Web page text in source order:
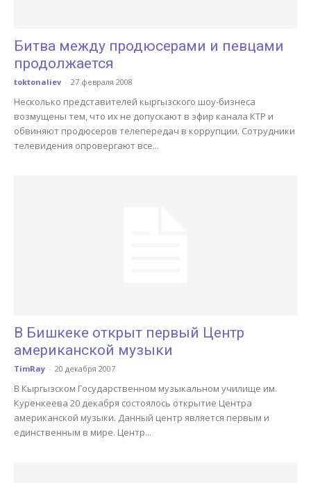
Битва между продюсерами и певцами
продолжается
toktonaliev - 27 февраля 2008
Несколько представителей кыргызского шоу-бизнеса
возмущены тем, что их не допускают в эфир канала КТР и
обвиняют продюсеров телепередач в коррупции. Сотрудники
телевидения опровергают все...
В Бишкеке открыт первый Центр
американской музыки
TimRay - 20 декабря 2007
В Кыргызском Государственном музыкальном училище им.
Куренкеева 20 декабря состоялось открытие Центра
американской музыки. Данный центр является первым и
единственным в мире. Центр...